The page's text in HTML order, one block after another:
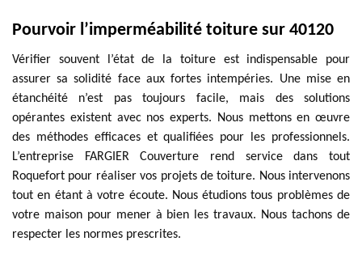
Pourvoir l’imperméabilité toiture sur 40120
Vérifier souvent l’état de la toiture est indispensable pour
assurer sa solidité face aux fortes intempéries. Une mise en
étanchéité n’est pas toujours facile, mais des solutions
opérantes existent avec nos experts. Nous mettons en œuvre
des méthodes efficaces et qualifiées pour les professionnels.
L’entreprise FARGIER Couverture rend service dans tout
Roquefort pour réaliser vos projets de toiture. Nous intervenons
tout en étant à votre écoute. Nous étudions tous problèmes de
votre maison pour mener à bien les travaux. Nous tachons de
respecter les normes prescrites.